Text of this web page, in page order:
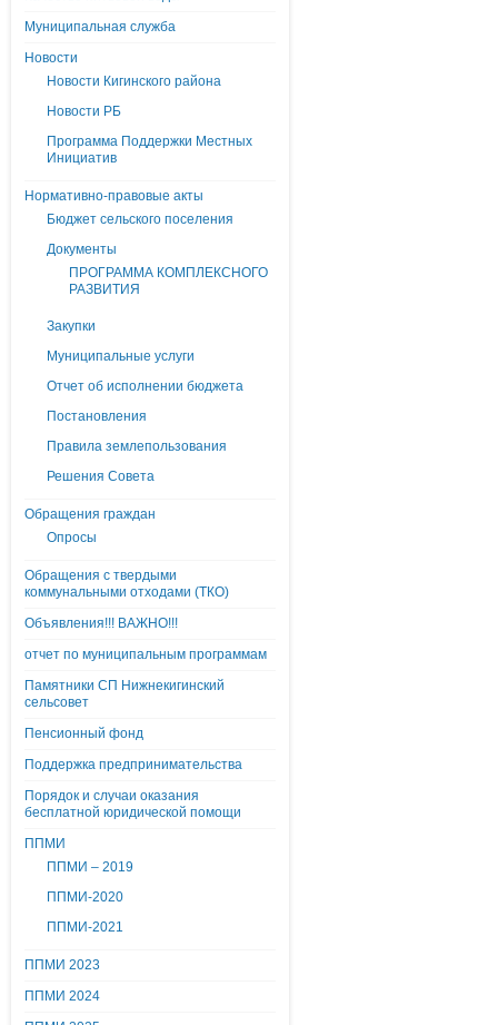
Муниципальная служба
Новости
Новости Кигинского района
Новости РБ
Программа Поддержки Местных
Инициатив
Нормативно-правовые акты
Бюджет сельского поселения
Документы
ПРОГРАММА КОМПЛЕКСНОГО
РАЗВИТИЯ
Закупки
Муниципальные услуги
Отчет об исполнении бюджета
Постановления
Правила землепользования
Решения Совета
Обращения граждан
Опросы
Обращения с твердыми
коммунальными отходами (ТКО)
Объявления!!! ВАЖНО!!!
отчет по муниципальным программам
Памятники СП Нижнекигинский
сельсовет
Пенсионный фонд
Поддержка предпринимательства
Порядок и случаи оказания
бесплатной юридической помощи
ППМИ
ППМИ – 2019
ППМИ-2020
ППМИ-2021
ППМИ 2023
ППМИ 2024